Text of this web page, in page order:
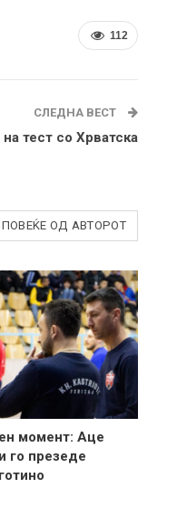
112
СЛЕДНА ВЕСТ
тест со Хрватска
ПОВЕЌЕ ОД АВТОРОТ
момент: Аце
го презеде